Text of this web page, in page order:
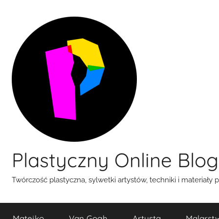
Plastyczny Online Blog
Twórczość plastyczna, sylwetki artystów, techniki i materiały